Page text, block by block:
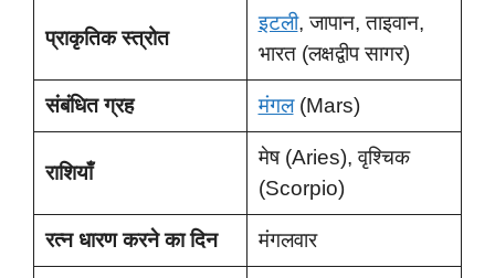
प्राकृतिक स्त्रोत
इटली, जापान, ताइवान,
भारत (लक्षद्वीप सागर)
संबंधित ग्रह मंगल(Mars)
राशियाँ
मेष (Aries), वृश्चिक
(Scorpio)
रत्न धारण करने का दिन मंगलवार